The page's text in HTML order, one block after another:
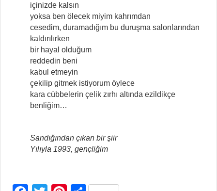
içinizde kalsın
yoksa ben ölecek miyim kahrımdan
cesedim, duramadığım bu duruşma salonlarından
kaldırılırken
bir hayal olduğum
reddedin beni
kabul etmeyin
çekilip gitmek istiyorum öylece
kara cübbelerin çelik zırhı altında ezildikçe
benliğim…
Sandığından çıkan bir şiir
Yılıyla 1993, gençliğim